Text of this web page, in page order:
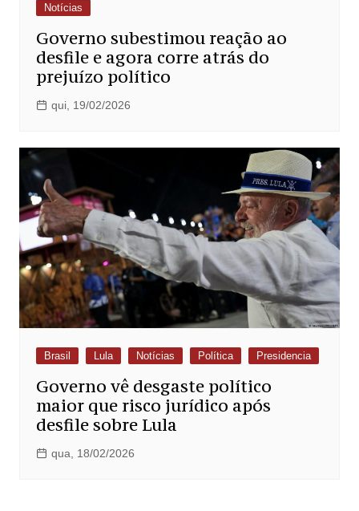
Notícias
Governo subestimou reação ao
desfile e agora corre atrás do
prejuízo político
qui, 19/02/2026
Brasil Lula Notícias Política Presidencia
Governo vê desgaste político
maior que risco jurídico após
desfile sobre Lula
qua, 18/02/2026